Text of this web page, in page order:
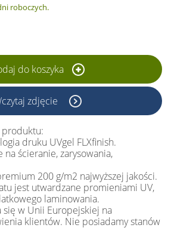
roboczych.
do koszyka
zdjęcie
produktu:
druku UVgel FLXfinish.
na ścieranie, zarysowania,
200 g/m2 najwyższej jakości.
jest utwardzane promieniami UV,
laminowania.
w Unii Europejskiej na
klientów. Nie posiadamy stanów